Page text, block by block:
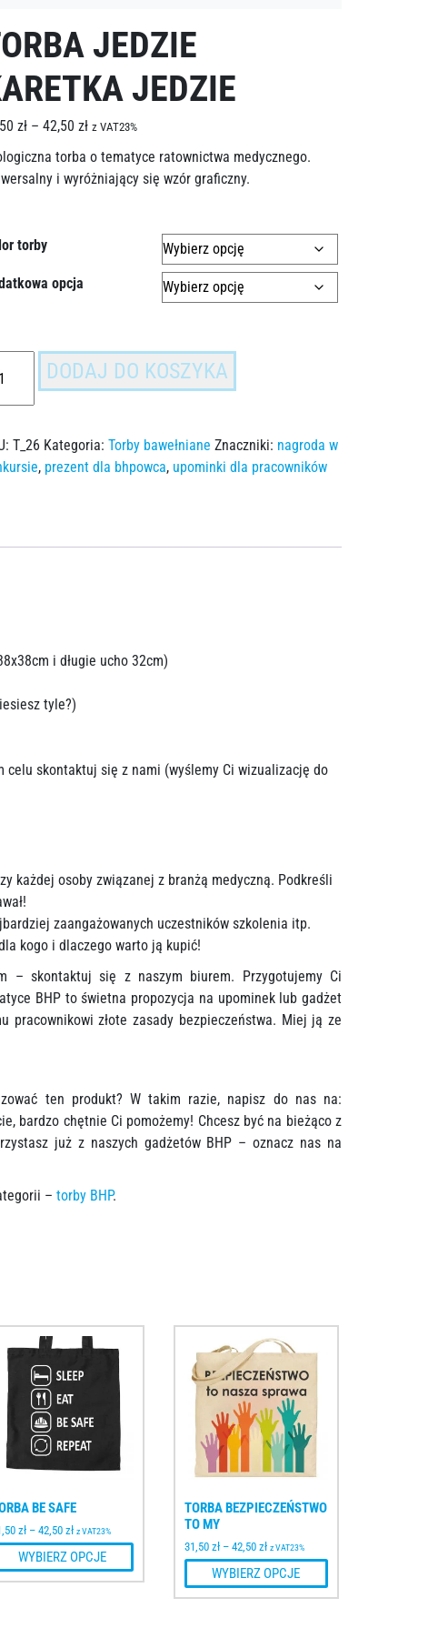
JEDZIE
JEDZIE
zł – 42,50 zł z VAT23%
torba o tematyce ratownictwa medycznego.
i wyróżniający się wzór graficzny.
torby
opcja
DODAJ DO KOSZYKA
T_26 Kategoria: Torby bawełniane Znaczniki: nagroda w
, prezent dla bhpowca, upominki dla pracowników
i długie ucho 32cm)
tyle?)
skontaktuj się z nami (wyślemy Ci wizualizację do
każdej osoby związanej z branżą medyczną. Podkreśli
zaangażowanych uczestników szkolenia itp.
kogo i dlaczego warto ją kupić!
– skontaktuj się z naszym biurem. Przygotujemy Ci
BHP to świetna propozycja na upominek lub gadżet
pracownikowi złote zasady bezpieczeństwa. Miej ją ze
ten produkt? W takim razie, napisz do nas na:
bardzo chętnie Ci pomożemy! Chcesz być na bieżąco z
już z naszych gadżetów BHP – oznacz nas na
– torby BHP.
BE SAFE
zł – 42,50 zł z VAT23%
WYBIERZ OPCJE
TORBA BEZPIECZEŃSTWO
TO MY
31,50 zł – 42,50 zł z VAT23%
WYBIERZ OPCJE